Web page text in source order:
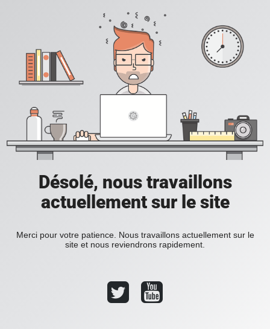
Désolé, nous travaillons
actuellement sur le site
Merci pour votre patience. Nous travaillons actuellement sur le
site et nous reviendrons rapidement.